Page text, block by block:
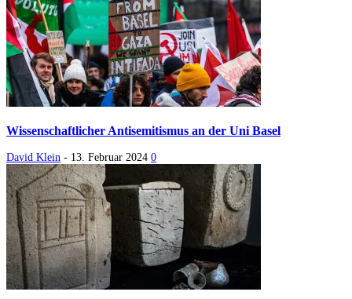
Wissenschaftlicher Antisemitismus an der Uni Basel
David Klein - 13. Februar 2024 0